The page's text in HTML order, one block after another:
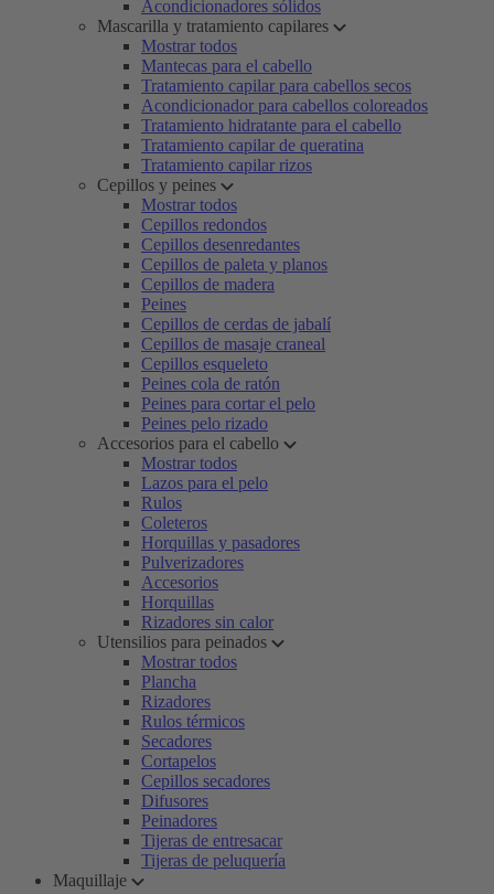
Acondicionadores sólidos
Mascarilla y tratamiento capilares
Mostrar todos
Mantecas para el cabello
Tratamiento capilar para cabellos secos
Acondicionador para cabellos coloreados
Tratamiento hidratante para el cabello
Tratamiento capilar de queratina
Tratamiento capilar rizos
Cepillos y peines
Mostrar todos
Cepillos redondos
Cepillos desenredantes
Cepillos de paleta y planos
Cepillos de madera
Peines
Cepillos de cerdas de jabalí
Cepillos de masaje craneal
Cepillos esqueleto
Peines cola de ratón
Peines para cortar el pelo
Peines pelo rizado
Accesorios para el cabello
Mostrar todos
Lazos para el pelo
Rulos
Coleteros
Horquillas y pasadores
Pulverizadores
Accesorios
Horquillas
Rizadores sin calor
Utensilios para peinados
Mostrar todos
Plancha
Rizadores
Rulos térmicos
Secadores
Cortapelos
Cepillos secadores
Difusores
Peinadores
Tijeras de entresacar
Tijeras de peluquería
Maquillaje